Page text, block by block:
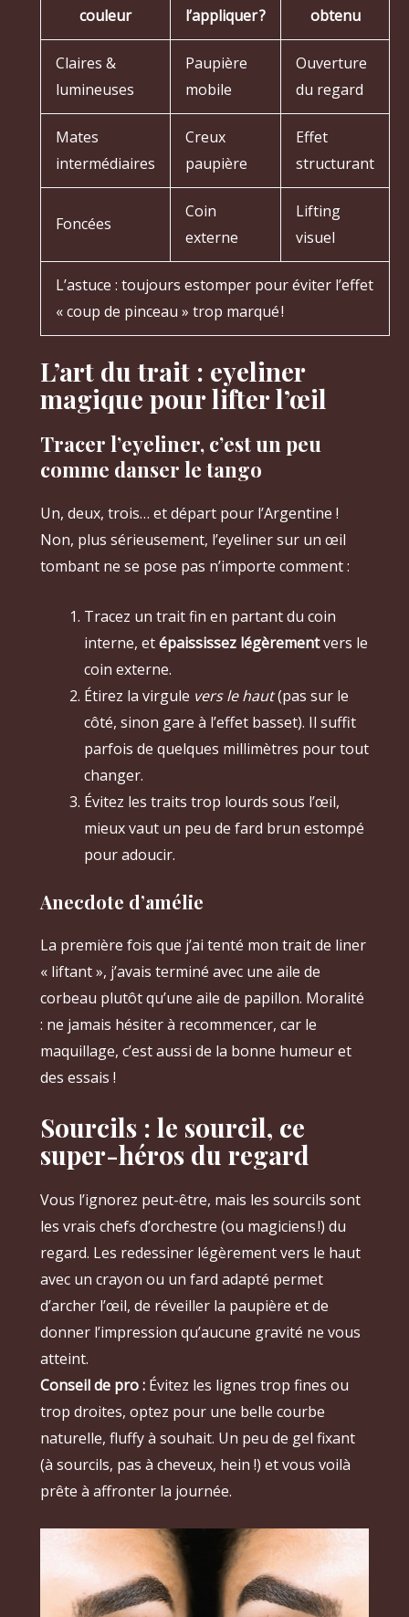
couleur
l’appliquer ?
obtenu
Claires &
lumineuses
Paupière
mobile
Ouverture
du regard
Mates
intermédiaires
Creux
paupière
Effet
structurant
Foncées
Coin
externe
Lifting
visuel
L’astuce : toujours estomper pour éviter l’effet
« coup de pinceau » trop marqué !
L’art du trait : eyeliner
magique pour lifter l’œil
Tracer l’eyeliner, c’est un peu
comme danser le tango
Un, deux, trois… et départ pour l’Argentine !
Non, plus sérieusement, l’eyeliner sur un œil
tombant ne se pose pas n’importe comment :
Tracez un trait fin en partant du coin
interne, etépaississez légèrementvers le
coin externe.
Étirez la virgule vers le haut(pas sur le
côté, sinon gare à l’effet basset). Il suffit
parfois de quelques millimètres pour tout
changer.
Évitez les traits trop lourds sous l’œil,
mieux vaut un peu de fard brun estompé
pour adoucir.
Anecdote d’amélie
La première fois que j’ai tenté mon trait de liner
« liftant », j’avais terminé avec une aile de
corbeau plutôt qu’une aile de papillon. Moralité
: ne jamais hésiter à recommencer, car le
maquillage, c’est aussi de la bonne humeur et
des essais !
Sourcils : le sourcil, ce
super-héros du regard
Vous l’ignorez peut-être, mais les sourcils sont
les vrais chefs d’orchestre (ou magiciens !) du
regard. Les redessiner légèrement vers le haut
avec un crayon ou un fard adapté permet
d’archer l’œil, de réveiller la paupière et de
donner l’impression qu’aucune gravité ne vous
atteint.
Conseil de pro : Évitez les lignes trop fines ou
trop droites, optez pour une belle courbe
naturelle, fluffy à souhait. Un peu de gel fixant
(à sourcils, pas à cheveux, hein !) et vous voilà
prête à affronter la journée.